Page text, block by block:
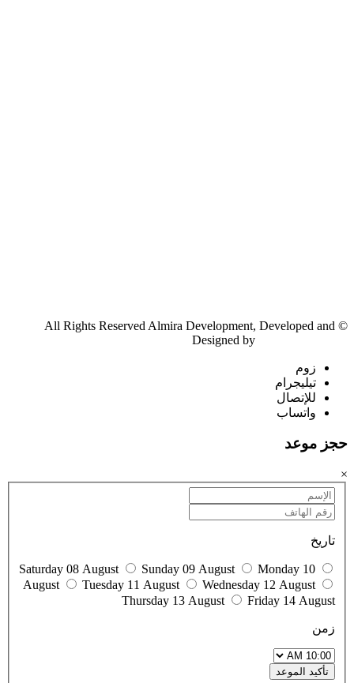
© All Rights Reserved Almira Development, Developed and
Designed by
زوم
تيليجرام
للإتصال
واتساب
حجز موعد
×
تاريخ
Saturday 08 August Sunday 09 August
Monday 10
August
Tuesday 11 August
Wednesday 12 August
Thursday 13 August
Friday 14 August
زمن
تأكيد الموعد